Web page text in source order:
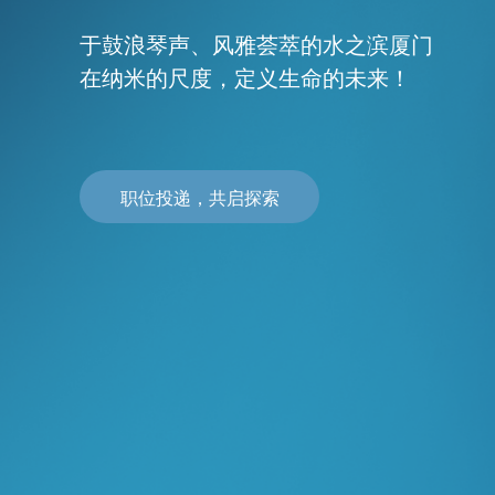
于鼓浪琴声、风雅荟萃的水之滨
在纳米的尺度，定义生命的未来
职位投递，共启探索